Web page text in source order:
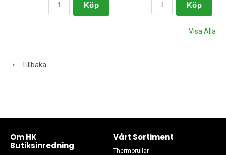
Köp Köp
Visa Alla
Tillbaka
Om HK
Butiksinredning
Vårt Sortiment
Thermorullar